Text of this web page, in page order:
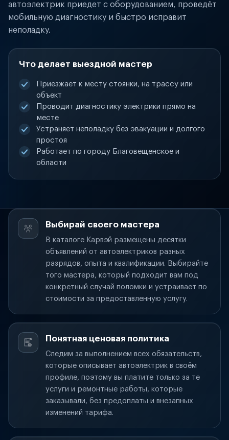
автоэлектрик приедет с оборудованием, проведёт
мобильную диагностику и быстро исправит
неполадку.
Что делает выездной мастер
Приезжает к месту стоянки, на трассу или
объект
Проводит диагностику электрики прямо на
месте
Устраняет неполадку без эвакуации и долгого
простоя
Работает по городу Благовещенское и
области
Выбирай своего мастера
В каталоге Карвэй размещены десятки
объявлений от автоэлектриков разных
разрядов, опыта и квалификации. Выбирайте
того мастера, который подходит вам под
конкретный случай поломки и устраивает по
стоимости за предоставленную услугу.
Понятная ценовая политика
Следим за выполнением всех обязательств,
которые описывает автоэлектрик в своём
профиле, поэтому вы платите только за те
услуги и ремонтные работы, которые
заказывали, без предоплаты и внезапных
изменений тарифа.